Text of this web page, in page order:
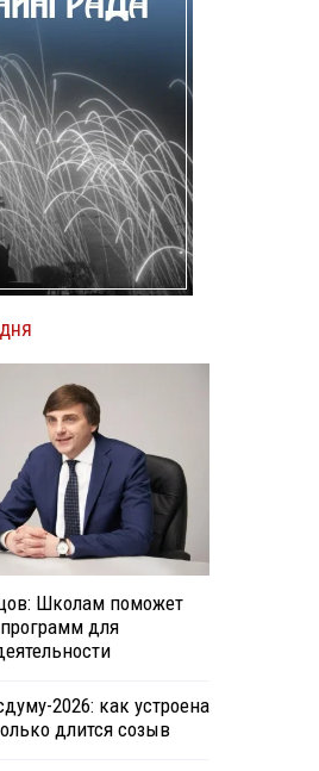
Школам поможет
для
2026: как устроена
длится созыв